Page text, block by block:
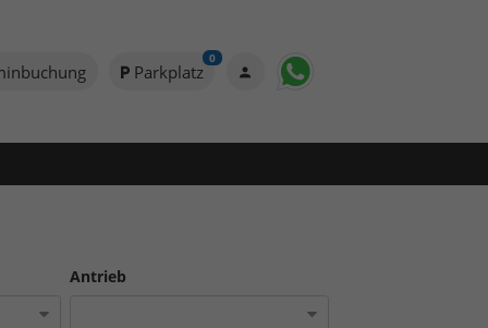
Parkplatz
0
Antrieb